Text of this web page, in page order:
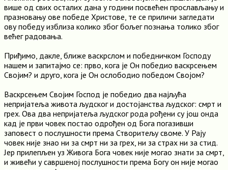
више од свих осталих дана у години посвећен прослављању и
празновању ове победе Христове, те се приличи загледати
ову победу изблиза колико због бољег познања толико због
већег радовања.
Приђимо, дакле, ближе васкрслом и победничком Господу
нашем и запитајмо се: прво, кога је Он победио васкрсењем
Својим? и друго, кога је Он ослободио победом Својом?
Васкрсењем Својим Господ је победио два најљућа
непријатеља живота људског и достојанства људског: смрт и
грех. Ова два непријатеља људског рода рођени су још онда
кад је први човек постао одрођен од Бога погазивши
заповест о послушности према Створитељу своме. У Рају
човек није знао ни за смрт ни за грех, ни за страх ни за стид.
Јер прилепљен уз Живога Бога човек није могао знати за смрт,
и живећи у савршеној послушности према Богу он није могао